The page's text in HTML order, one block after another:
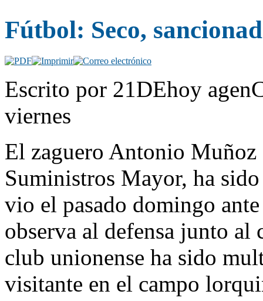
Fútbol: Seco,
Escrito por 21DEhoy
viernes
El zaguero Antonio Muñoz
Suministros Mayor, ha
vio el pasado domingo
observa al defensa junto
club unionense ha sido
visitante en el campo